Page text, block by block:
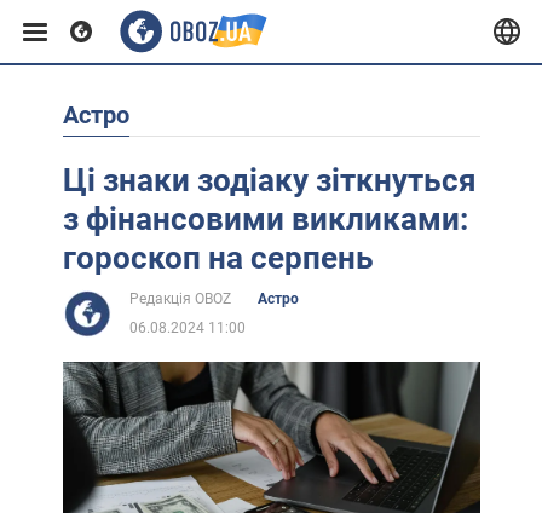
Європа
США
Африка
Астро
Ці знаки зодіаку зіткнуться
з фінансовими викликами:
гороскоп на серпень
Редакція OBOZ
Астро
06.08.2024 11:00